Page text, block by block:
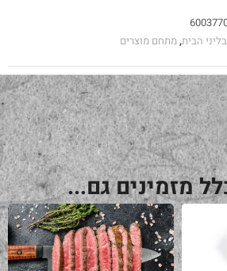
הבית,מתחם מוצרים
מזמינים גם...